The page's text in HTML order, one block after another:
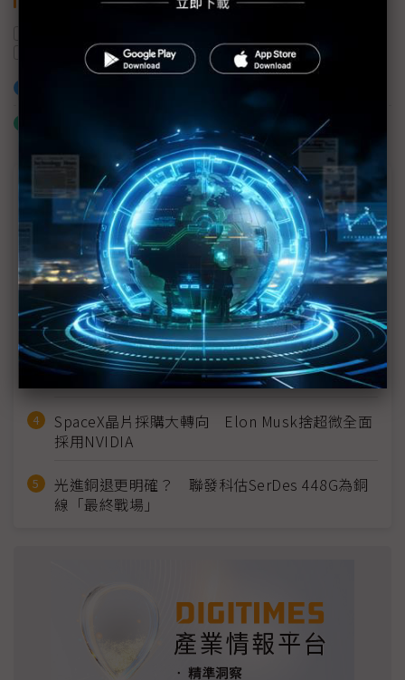
什麼是「關鍵字追蹤」
近７天熱門報導
MLCC訂單過熱、出貨比創高 村田示警全球AI基
建熱潮將趨緩
2027全年記憶體產能提前售罄 買家「祕而不
宣」只怕買不夠
英特爾EMIB良率達標 聯發科第2代ASIC產品
2028準時量產
SpaceX晶片採購大轉向 Elon Musk捨超微全面
採用NVIDIA
光進銅退更明確？ 聯發科估SerDes 448G為銅
線「最終戰場」